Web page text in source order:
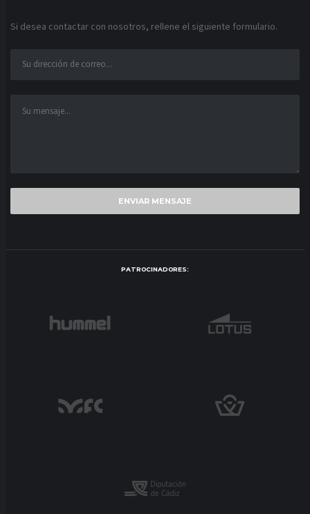
Si desea contactar con nosotros, rellene el siguiente formulario.
PATROCINADORES: